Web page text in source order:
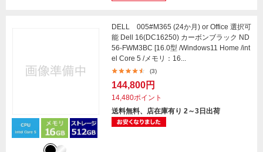
DELL 005#M365 (24か月) or Office 選択可
能 Dell 16(DC16250) カーボンブラック ND
56-FWM3BC [16.0型 /Windows11 Home /int
el Core 5 /メモリ：16...
(3)
144,800円
14,480ポイント
送料無料、店在庫有り 2～3日出荷